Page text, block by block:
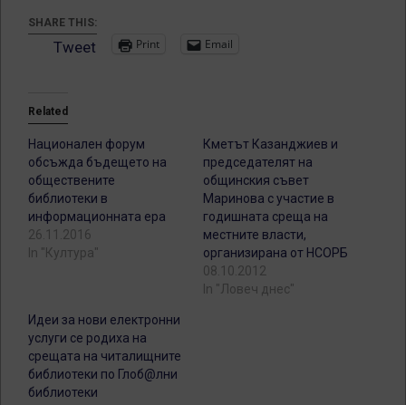
SHARE THIS:
Tweet Print Email
Related
Национален форум
обсъжда бъдещето на
обществените
библиотеки в
информационната ера
26.11.2016
In "Култура"
Кметът Казанджиев и
председателят на
общинския съвет
Маринова с участие в
годишната среща на
местните власти,
организирана от НСОРБ
08.10.2012
In "Ловеч днес"
Идеи за нови електронни
услуги се родиха на
срещата на читалищните
библиотеки по Глоб@лни
библиотеки